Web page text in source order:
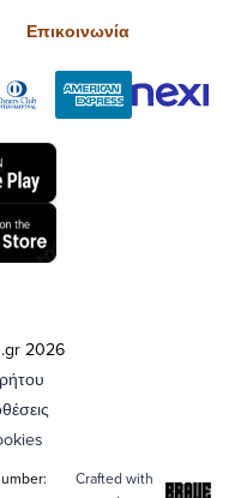
Επικοινωνία
2026
Crafted with